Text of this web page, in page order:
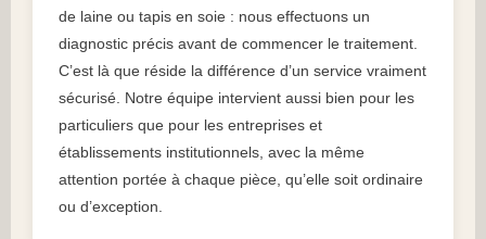
de laine ou tapis en soie : nous effectuons un
diagnostic précis avant de commencer le traitement.
C’est là que réside la différence d’un service vraiment
sécurisé. Notre équipe intervient aussi bien pour les
particuliers que pour les entreprises et
établissements institutionnels, avec la même
attention portée à chaque pièce, qu’elle soit ordinaire
ou d’exception.